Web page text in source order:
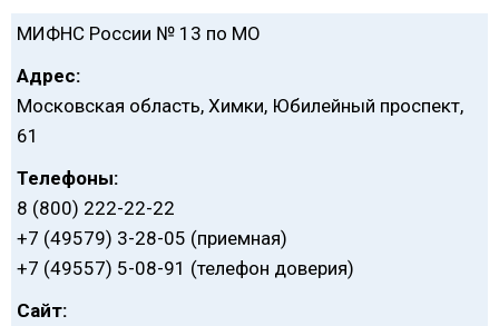
МИФНС России № 13 по МО
Адрес:
Московская область, Химки, Юбилейный проспект,
61
Телефоны:
8 (800) 222-22-22
+7 (49579) 3-28-05 (приемная)
+7 (49557) 5-08-91 (телефон доверия)
Сайт: